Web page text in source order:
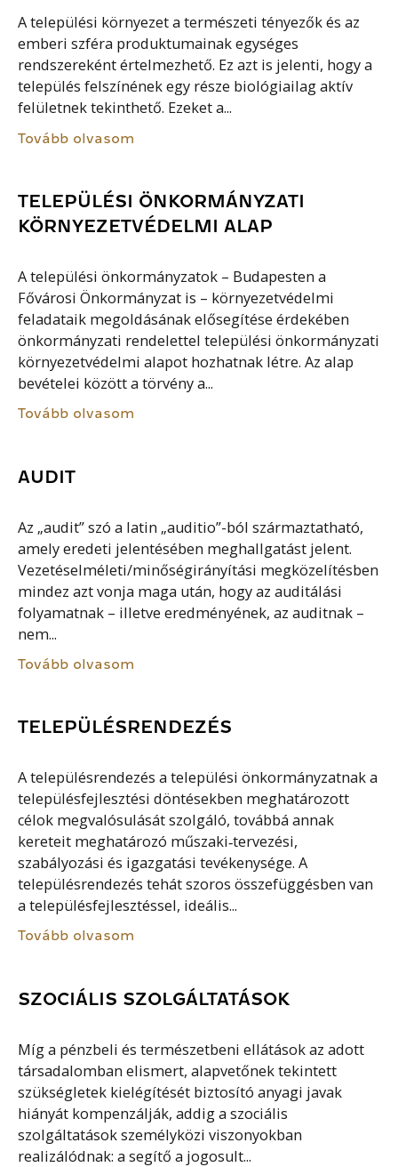
A települési környezet a természeti tényezők és az
emberi szféra produktumainak egységes
rendszereként értelmezhető. Ez azt is jelenti, hogy a
település felszínének egy része biológiailag aktív
felületnek tekinthető. Ezeket a...
Tovább olvasom
TELEPÜLÉSI ÖNKORMÁNYZATI
KÖRNYEZETVÉDELMI ALAP
A települési önkormányzatok – Budapesten a
Fővárosi Önkormányzat is – környezetvédelmi
feladataik megoldásának elősegítése érdekében
önkormányzati rendelettel települési önkormányzati
környezetvédelmi alapot hozhatnak létre. Az alap
bevételei között a törvény a...
Tovább olvasom
AUDIT
Az „audit” szó a latin „auditio”-ból származtatható,
amely eredeti jelentésében meghallgatást jelent.
Vezetéselméleti/minőségirányítási megközelítésben
mindez azt vonja maga után, hogy az auditálási
folyamatnak – illetve eredményének, az auditnak –
nem...
Tovább olvasom
TELEPÜLÉSRENDEZÉS
A településrendezés a települési önkormányzatnak a
településfejlesztési döntésekben meghatározott
célok megvalósulását szolgáló, továbbá annak
kereteit meghatározó műszaki‐tervezési,
szabályozási és igazgatási tevékenysége. A
településrendezés tehát szoros összefüggésben van
a településfejlesztéssel, ideális...
Tovább olvasom
SZOCIÁLIS SZOLGÁLTATÁSOK
Míg a pénzbeli és természetbeni ellátások az adott
társadalomban elismert, alapvetőnek tekintett
szükségletek kielégítését biztosító anyagi javak
hiányát kompenzálják, addig a szociális
szolgáltatások személyközi viszonyokban
realizálódnak: a segítő a jogosult...